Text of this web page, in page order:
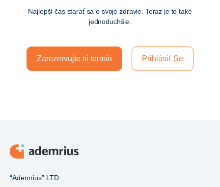
Najlepší čas starať sa o svoje zdravie. Teraz je to také
jednoduchšie.
Zarezervujte si termín Prihlásiť Se
“Ademrius” LTD